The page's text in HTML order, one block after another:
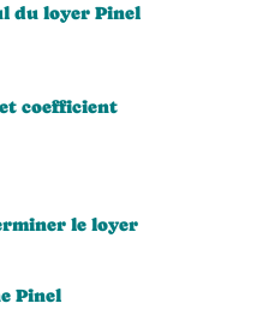
du loyer Pinel
coefficient
le loyer
Pinel